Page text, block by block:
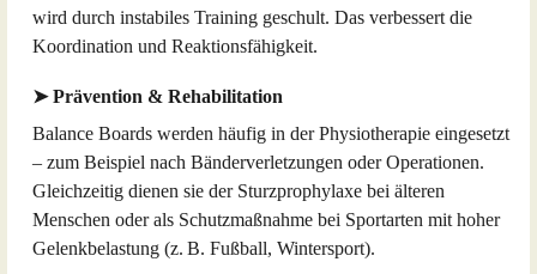
wird durch instabiles Training geschult. Das verbessert die
Koordination und Reaktionsfähigkeit.
➤ Prävention & Rehabilitation
Balance Boards werden häufig in der Physiotherapie eingesetzt
– zum Beispiel nach Bänderverletzungen oder Operationen.
Gleichzeitig dienen sie der Sturzprophylaxe bei älteren
Menschen oder als Schutzmaßnahme bei Sportarten mit hoher
Gelenkbelastung (z. B. Fußball, Wintersport).